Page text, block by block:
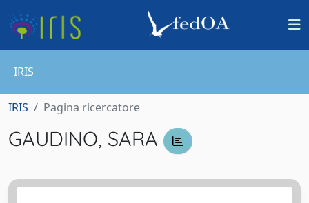
IRIS
IRIS Pagina ricercatore
GAUDINO, SARA